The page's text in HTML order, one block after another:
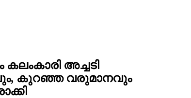
അച്ചടി
കുറഞ്ഞ വരുമാനവും